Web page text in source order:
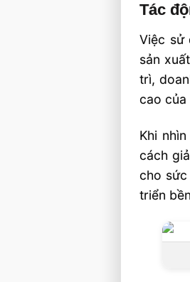
Tác
Việc sử
sản
trì,
cao
Khi
cách
cho
triển